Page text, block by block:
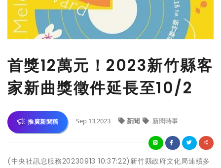
首獎12萬元！2023新竹縣客
家新曲獎徵件延長至10/2
推廣新聞稿 Sep 13,2023 新聞 新聞時事
(中央社訊息服務20230913 10:37:22)新竹縣政府文化局連續多